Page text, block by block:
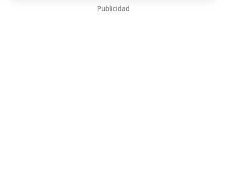
Publicidad